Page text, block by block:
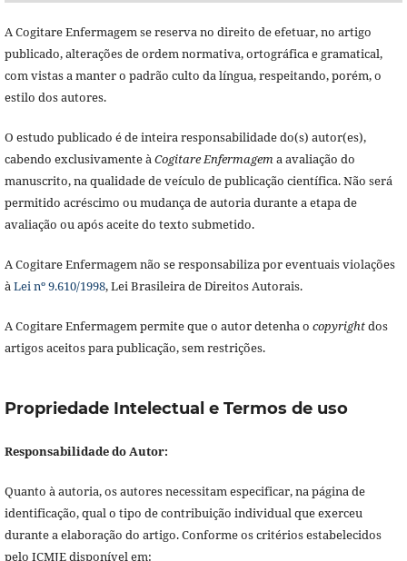
A Cogitare Enfermagem se reserva no direito de efetuar, no artigo
publicado, alterações de ordem normativa, ortográfica e gramatical,
com vistas a manter o padrão culto da língua, respeitando, porém, o
estilo dos autores.
O estudo publicado é de inteira responsabilidade do(s) autor(es),
cabendo exclusivamente àCogitare Enfermagema avaliação do
manuscrito, na qualidade de veículo de publicação científica. Não será
permitido acréscimo ou mudança de autoria durante a etapa de
avaliação ou após aceite do texto submetido.
A Cogitare Enfermagem não se responsabiliza por eventuais violações
àLei nº 9.610/1998, Lei Brasileira de Direitos Autorais.
A Cogitare Enfermagem permite que o autor detenha o copyrightdos
artigos aceitos para publicação, sem restrições.
Propriedade Intelectual e Termos de uso
Responsabilidade do Autor:
Quanto à autoria, os autores necessitam especificar, na página de
identificação, qual o tipo de contribuição individual que exerceu
durante a elaboração do artigo. Conforme os critérios estabelecidos
pelo ICMJE disponível em: